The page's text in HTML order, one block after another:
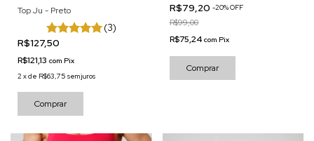
Top Ju - Preto
(3)
R$127,50
R$121,13 com Pix
2 xde R$63,75 sem juros
Comprar
R$79,20 -20%OFF
R$99,00
R$75,24 com Pix
Comprar